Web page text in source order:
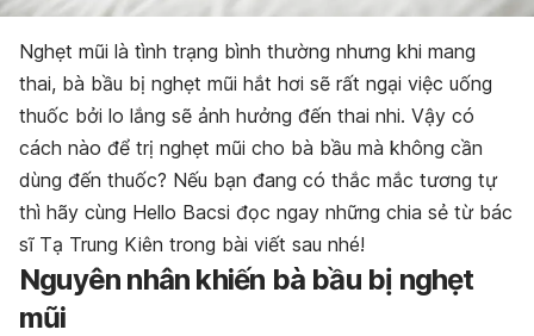
Nghẹt mũi là tình trạng bình thường nhưng khi mang
thai, bà bầu bị nghẹt mũi hắt hơi sẽ rất ngại việc uống
thuốc bởi lo lắng sẽ ảnh hưởng đến thai nhi. Vậy có
cách nào để trị nghẹt mũi cho bà bầu mà không cần
dùng đến thuốc? Nếu bạn đang có thắc mắc tương tự
thì hãy cùng Hello Bacsi đọc ngay những chia sẻ từ bác
sĩ Tạ Trung Kiên trong bài viết sau nhé!
Nguyên nhân khiến bà bầu bị nghẹt
mũi